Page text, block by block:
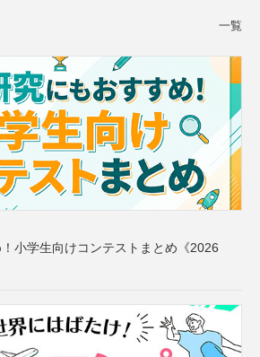
一覧
小学生向けコンテストまとめ《2026